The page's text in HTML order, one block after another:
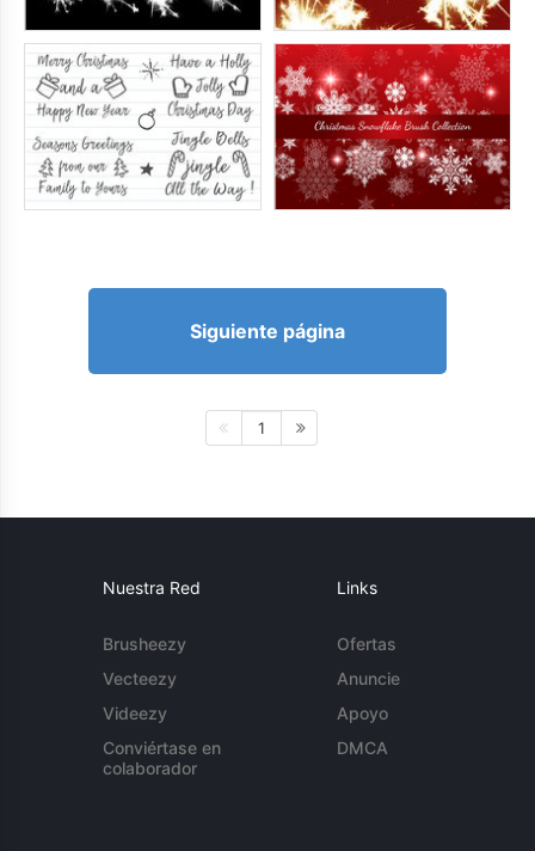
Siguiente página
1
Nuestra Red
Brusheezy
Vecteezy
Videezy
Conviértase en
colaborador
Links
Ofertas
Anuncie
Apoyo
DMCA